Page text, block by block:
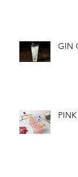
GIN